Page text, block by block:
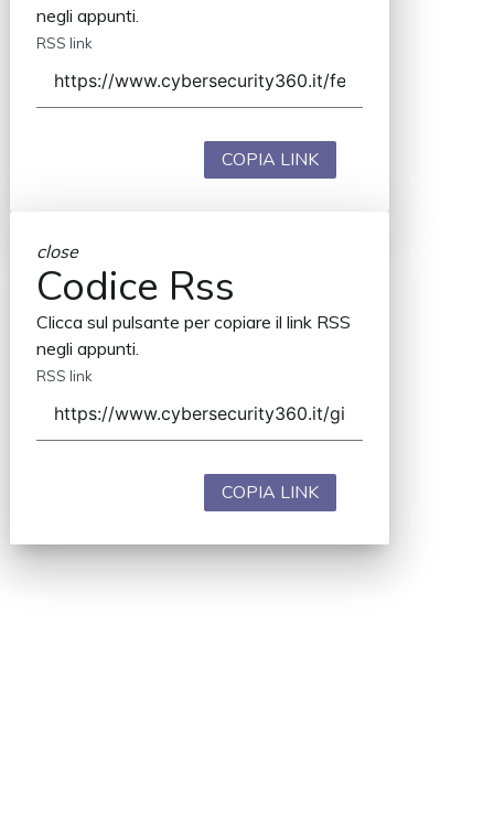
negli appunti.
RSS link
COPIA LINK
close
Codice Rss
Clicca sul pulsante per copiare il link RSS
negli appunti.
RSS link
COPIA LINK